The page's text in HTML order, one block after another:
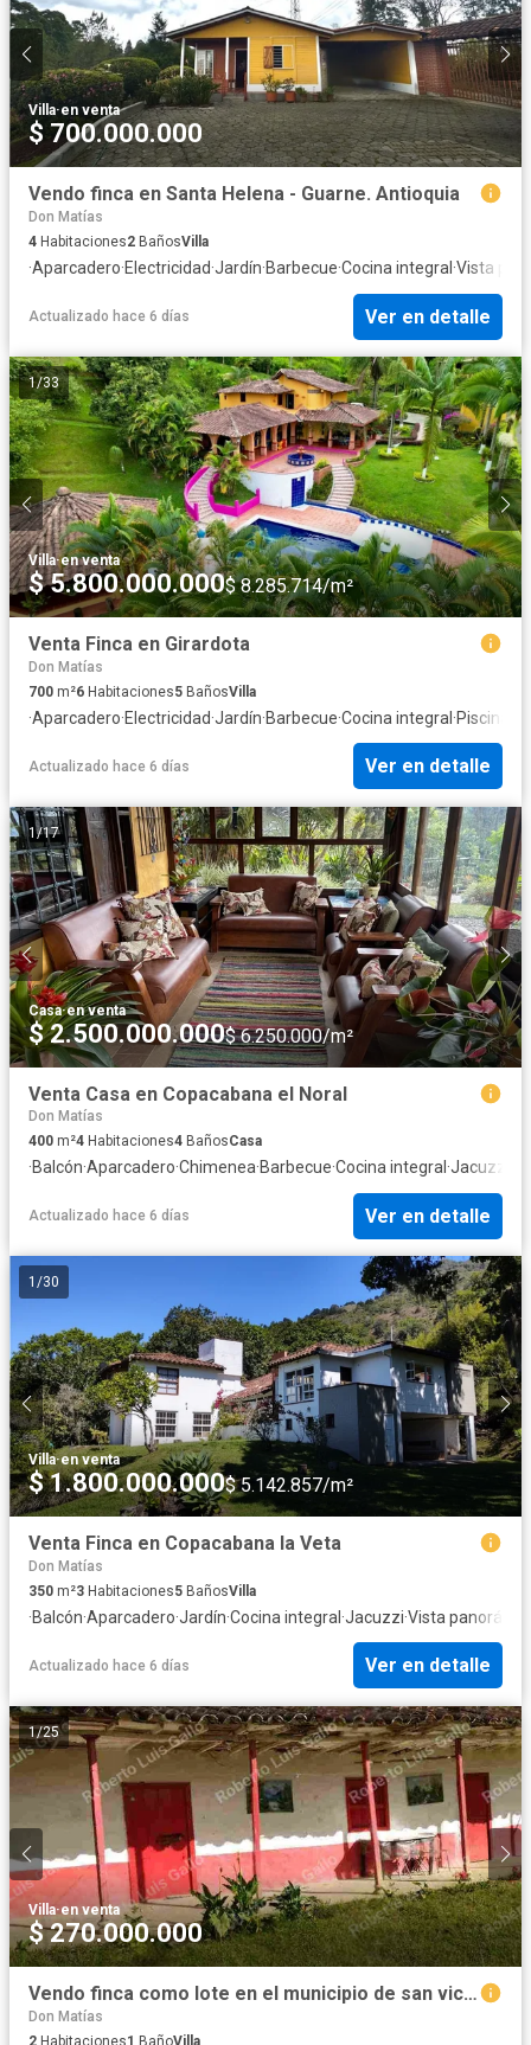
Villa·en venta
$ 700.000.000
Vendo finca en Santa Helena - Guarne. Antioquia
Don Matías
4 Habitaciones2 BañosVilla
·Aparcadero·Electricidad·Jardín·Barbecue·Cocina integral ·Vista
Actualizado hace 6 días Ver en detalle
1/33
Villa·en venta
$ 5.800.000.000$ 8.285.714/m²
Venta Finca en Girardota
Don Matías
700 m²6 Habitaciones5 BañosVilla
·Aparcadero·Electricidad·Jardín·Barbecue·Cocina integral ·Piscina
Actualizado hace 6 días Ver en detalle
1/17
Casa·en venta
$ 2.500.000.000$ 6.250.000/m²
Venta Casa en Copacabana el Noral
Don Matías
400 m²4 Habitaciones4 BañosCasa
·Balcón·Aparcadero·Chimenea·Barbecue·Cocina integral ·Jacuzzi
Actualizado hace 6 días Ver en detalle
1 /30
Villa·en venta
$ 1.800.000.000$ 5.142.857/m²
Venta Finca en Copacabana la Veta
Don Matías
350 m²3 Habitaciones5 BañosVilla
·Balcón·Aparcadero·Jardín·Cocina integral ·Jacuzzi·Vista
Actualizado hace 6 días Ver en detalle
1/25
Villa·en venta
$ 270.000.000
Vendo finca como lote en el municipio de san vicente .
Don Matías
2 Habitaciones1 BañoVilla